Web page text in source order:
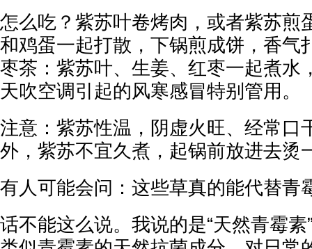
怎么吃？紫苏叶卷烤肉，或者紫苏
和鸡蛋一起打散，下锅煎成饼，香气
枣茶：紫苏叶、生姜、红枣一起煮水
天吹空调引起的风寒感冒特别管用。
注意：紫苏性温，阴虚火旺、经常口
外，紫苏不宜久煮，起锅前放进去烫
有人可能会问：这些草真的能代替青
话不能这么说。我说的是“天然青霉